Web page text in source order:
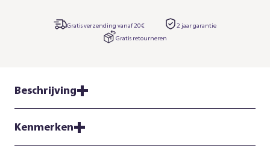
Gratis verzending vanaf 20€
2 jaar garantie​
Gratis retourneren
Beschrijving
Kenmerken